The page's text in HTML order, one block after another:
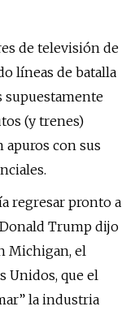
de televisión de
líneas de batalla
supuestamente
(y trenes)
apuros con sus
regresar pronto a
Donald Trump dijo
Michigan, el
Unidos, que el
la industria